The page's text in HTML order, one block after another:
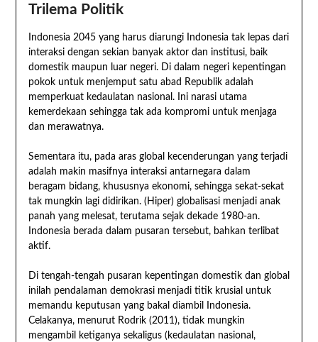
Trilema Politik
Indonesia 2045 yang harus diarungi Indonesia tak lepas dari
interaksi dengan sekian banyak aktor dan institusi, baik
domestik maupun luar negeri. Di dalam negeri kepentingan
pokok untuk menjemput satu abad Republik adalah
memperkuat kedaulatan nasional. Ini narasi utama
kemerdekaan sehingga tak ada kompromi untuk menjaga
dan merawatnya.
Sementara itu, pada aras global kecenderungan yang terjadi
adalah makin masifnya interaksi antarnegara dalam
beragam bidang, khususnya ekonomi, sehingga sekat-sekat
tak mungkin lagi didirikan. (Hiper) globalisasi menjadi anak
panah yang melesat, terutama sejak dekade 1980-an.
Indonesia berada dalam pusaran tersebut, bahkan terlibat
aktif.
Di tengah-tengah pusaran kepentingan domestik dan global
inilah pendalaman demokrasi menjadi titik krusial untuk
memandu keputusan yang bakal diambil Indonesia.
Celakanya, menurut Rodrik (2011), tidak mungkin
mengambil ketiganya sekaligus (kedaulatan nasional,